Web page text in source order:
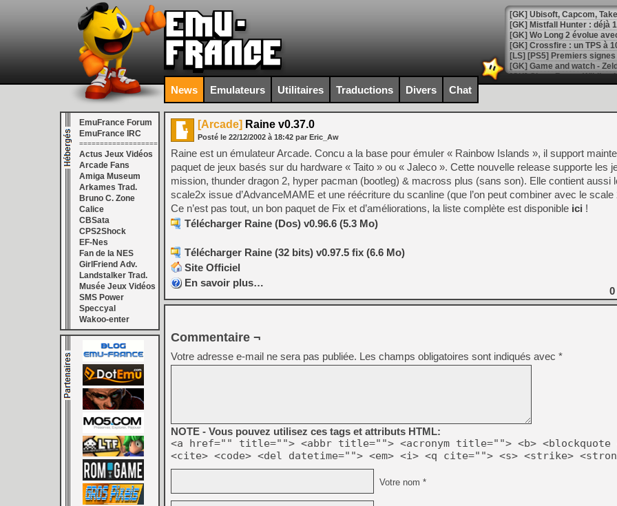
[GK] Mistfall Hunter : déjà
[GK] Wo Long 2 évolue
[GK] Crossfire : un TPS à
[LS] [PS5] Premiers
[Mo5] DOOM arrive en
[GK] Bethesda fête les 30
[GK] Roblox : l'action en
[GK] Agenda - GeForce
[GK] Devolver Digital en a
[LS] [PS5] ps5-y2jb-
[GK] Pourquoi Marvel
[GK] Test : Restory : Chill
[GK] GTA 6 : Rockstar
[GK] Hot Wheels Infinite
[GK] Mémoire cash -
[GK] Résultats Nintendo :
[GK] Déjà des
[Mo5] Brickboy cherche à
[GK] Minecraft et ses «
[GK] Beast of
[GK] Mémoire cash -
[GK] Dan Houser (GTA)
[GK] Comment EA Sports
[GK] Crimson Moon : un
[GK] Isle of Reveries : le
[GK] Moonlighter 2 : The
[GK] Capcom relance
[Mo5] Deux inédits du
News Emulateurs Utilitaires Traductions Divers Chat
EmuFrance Forum
EmuFrance IRC
===================
Actus Jeux Vidéos
Arcade Fans
Amiga Museum
Arkames Trad.
Bruno C. Zone
Calice
CBSata
CPS2Shock
EF-Nes
Fan de la NES
GirlFriend Adv.
Landstalker Trad.
Musée Jeux Vidéos
SMS Power
Speccyal
Wakoo-enter
[Arcade] Raine v0.37.0
Posté le 22/12/2002 à 18:42 par Eric_Aw
Raine est un émulateur Arcade. Concu a la base pour émuler « Rainbow Islands », il support
paquet de jeux basés sur du hardware « Taito » ou « Jaleco ». Cette nouvelle release supporte les
mission, thunder dragon 2, hyper pacman (bootleg) & macross plus (sans son). Elle contient aussi
scale2x issue d’AdvanceMAME et une réécriture du scanline (que l’on peut combiner avec le scale
Ce n’est pas tout, un bon paquet de Fix et d’améliorations, la liste complète est disponible ici !
Télécharger Raine (Dos) v0.96.6 (5.3 Mo)
Télécharger Raine (32 bits) v0.97.5 fix (6.6 Mo)
Site Officiel
En savoir plus…
0
Commentaire ¬
Votre adresse e-mail ne sera pas publiée. Les champs obligatoires sont indiqués avec *
NOTE - Vous pouvez utilisez ces tags et attributs HTML:
<a href="" title=""> <abbr title=""> <acronym title=""> <b> <blockquote
<cite> <code> <del datetime=""> <em> <i> <q cite=""> <s> <strike>
Votre nom *